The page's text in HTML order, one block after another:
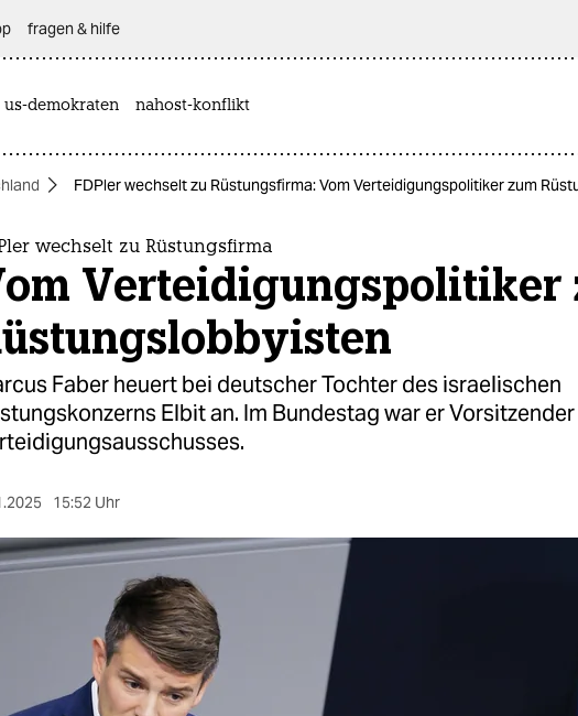
fragen & hilfe
us-demokraten nahost-konflikt
FDPler wechselt zu Rüstungsfirma: Vom Verteidigungspolitiker zum
wechselt zu Rüstungsfirma
Verteidigungspolitiker
Faber heuert bei deutscher Tochter des israelischen
Elbit an. Im Bundestag war er
15:52 Uhr